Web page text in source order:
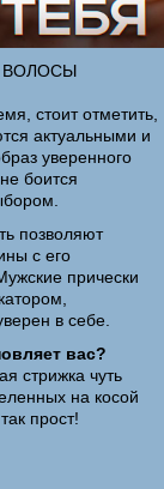
ВОЛОСЫ
стоит отметить,
актуальными и
уверенного
боится
позволяют
с его
прически
в себе.
вас?
стрижка чуть
на косой
прост!